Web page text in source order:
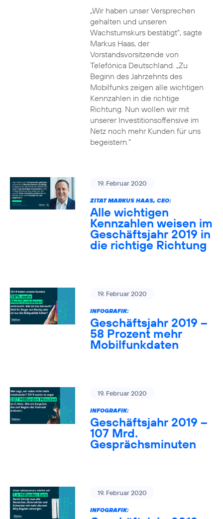
„Wir haben unser Versprechen
gehalten und unseren
Wachstumskurs bestätigt“, sagte
Markus Haas, der
Vorstandsvorsitzende von
Telefónica Deutschland. „Zu
Beginn des Jahrzehnts des
Mobilfunks zeigen alle wichtigen
Kennzahlen in die richtige
Richtung. Nun wollen wir mit
unserer Investitionsoffensive im
Netz noch mehr Kunden für uns
begeistern.“
19. Februar 2020
ZITAT MARKUS HAAS, CEO:
Alle wichtigen
Kennzahlen weisen im
Geschäftsjahr 2019 in
die richtige Richtung
19. Februar 2020
INFOGRAFIK:
Geschäftsjahr 2019 –
58 Prozent mehr
Mobilfunkdaten
19. Februar 2020
INFOGRAFIK:
Geschäftsjahr 2019 –
107 Mrd.
Gesprächsminuten
19. Februar 2020
INFOGRAFIK: